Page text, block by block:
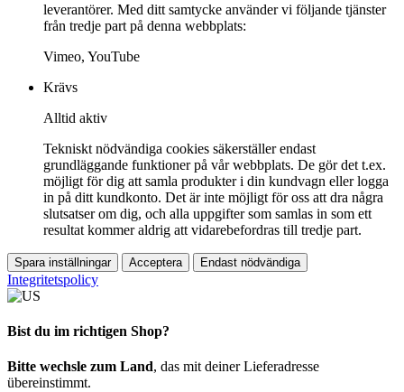
leverantörer. Med ditt samtycke använder vi följande tjänster
från tredje part på denna webbplats:
Vimeo, YouTube
Krävs
Alltid aktiv
Tekniskt nödvändiga cookies säkerställer endast
grundläggande funktioner på vår webbplats. De gör det t.ex.
möjligt för dig att samla produkter i din kundvagn eller logga
in på ditt kundkonto. Det är inte möjligt för oss att dra några
slutsatser om dig, och alla uppgifter som samlas in som ett
resultat kommer aldrig att vidarebefordras till tredje part.
Spara inställningar Acceptera Endast nödvändiga
Integritetspolicy
Bist du im richtigen Shop?
Bitte wechsle zum Land, das mit deiner Lieferadresse
übereinstimmt.